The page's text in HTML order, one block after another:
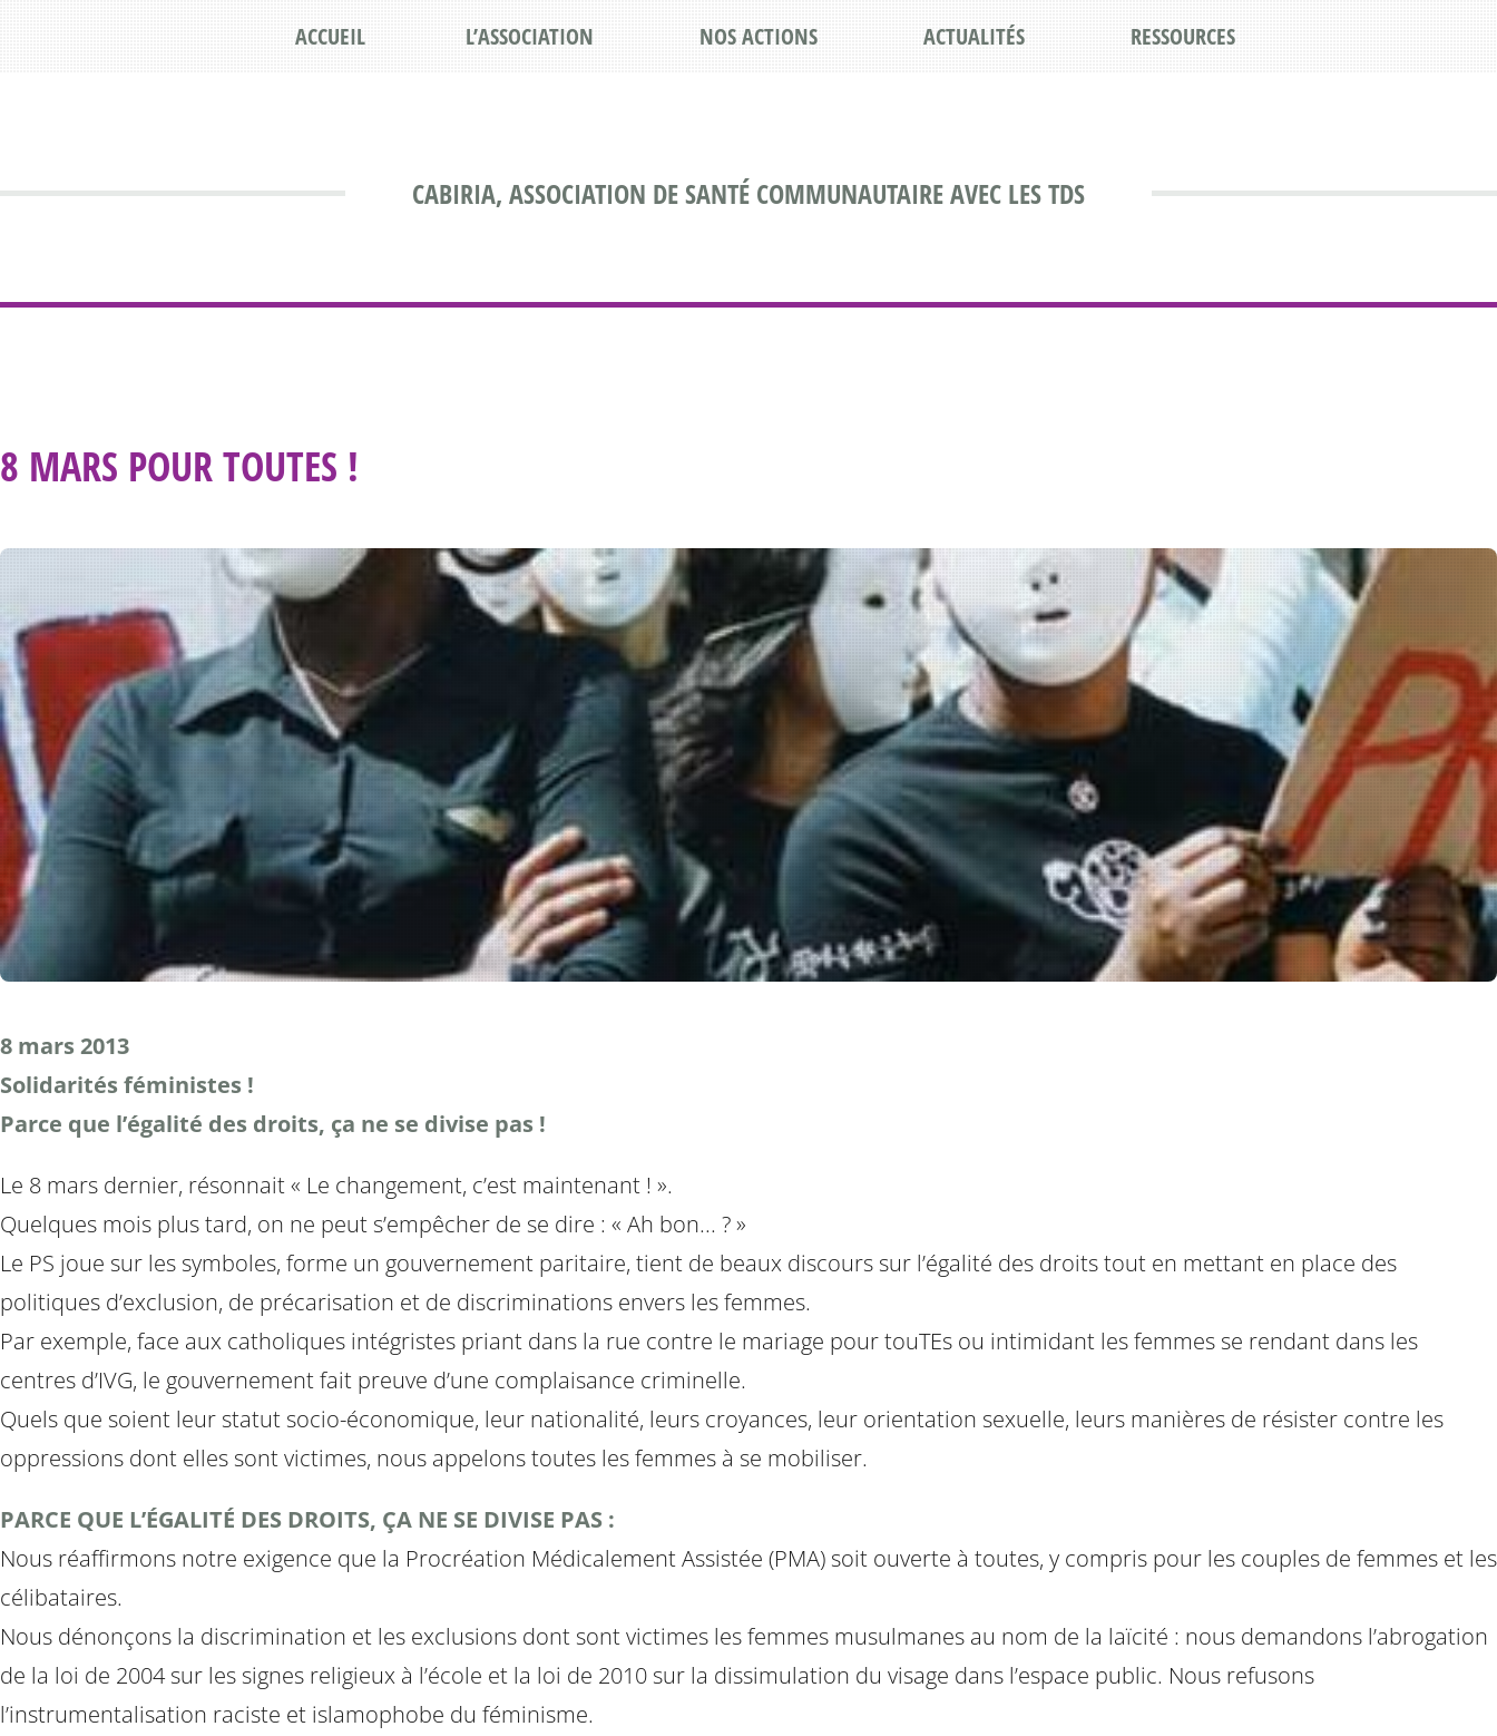
CABIRIA, ASSOCIATION DE SANTÉ COMMUNAUTAIRE AVEC LES TDS
ACCUEIL L’ASSOCIATION NOS ACTIONS ACTUALITÉS RESSOURCES
8 MARS POUR TOUTES !
8 mars 2013
Solidarités féministes !
Parce que l’égalité des droits, ça ne se divise pas !
Le 8 mars dernier, résonnait « Le changement, c’est maintenant ! ».
Quelques mois plus tard, on ne peut s’empêcher de se dire : « Ah bon... ? »
Le PS joue sur les symboles, forme un gouvernement paritaire, tient de beaux discours sur l’égalité des droits tout en mettant en place des
politiques d’exclusion, de précarisation et de discriminations envers les femmes.
Par exemple, face aux catholiques intégristes priant dans la rue contre le mariage pour touTEs ou intimidant les femmes se rendant dans les
centres d’IVG, le gouvernement fait preuve d’une complaisance criminelle.
Quels que soient leur statut socio-économique, leur nationalité, leurs croyances, leur orientation sexuelle, leurs manières de résister contre les
oppressions dont elles sont victimes, nous appelons toutes les femmes à se mobiliser.
PARCE QUE L’ÉGALITÉ DES DROITS, ÇA NE SE DIVISE PAS :
Nous réaffirmons notre exigence que la Procréation Médicalement Assistée (PMA) soit ouverte à toutes, y compris pour les couples de femmes et les
célibataires.
Nous dénonçons la discrimination et les exclusions dont sont victimes les femmes musulmanes au nom de la laïcité : nous demandons l’abrogation
de la loi de 2004 sur les signes religieux à l’école et la loi de 2010 sur la dissimulation du visage dans l’espace public. Nous refusons
l’instrumentalisation raciste et islamophobe du féminisme.